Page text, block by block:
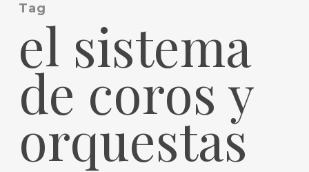
Tag
el sistema
de coros y
orquestas